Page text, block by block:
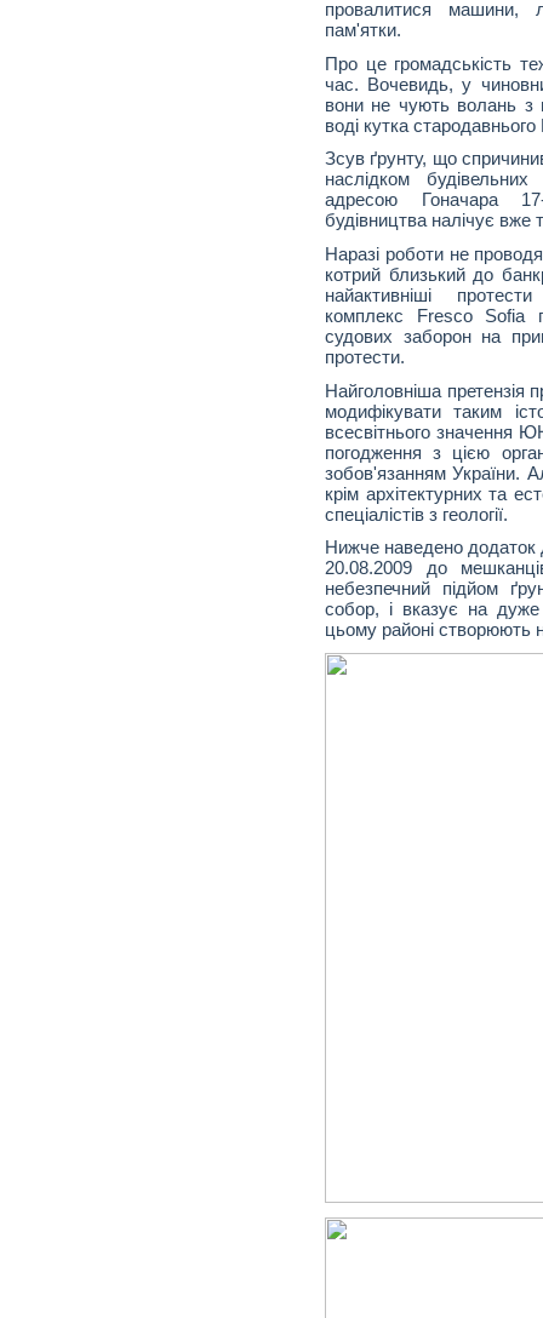
провалитися машини,
пам'ятки.
Про це громадськість
час. Вочевидь, у
вони не чують волань з
воді кутка
Зсув ґрунту, що
наслідком
адресою Гоначара
будівництва налічує вже
Наразі роботи не
котрий близький до
найактивніші
комплекс Fresco Sofia
судових заборон на
протести.
Найголовніша претензія
модифікувати таким
всесвітнього
погодження з цією
зобов'язанням України.
крім архітектурних та
спеціалістів з геології.
Нижче наведено додаток
20.08.2009 до
небезпечний підйом
собор, і вказує на
цьому районі створюють